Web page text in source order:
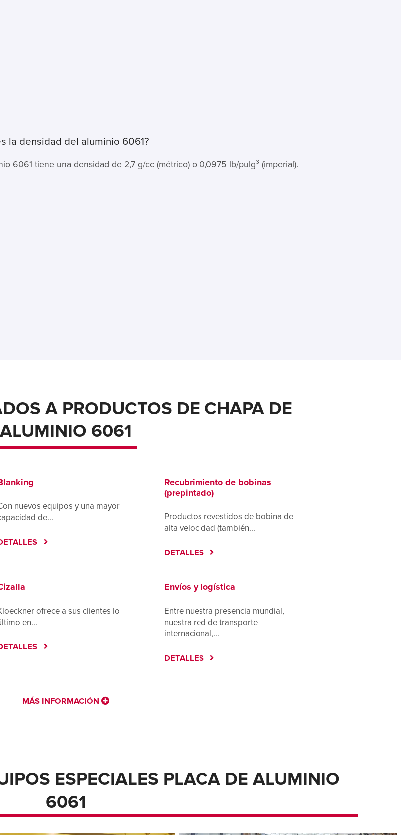
la densidad del aluminio 6061?
6061 tiene una densidad de 2,7 g/cc (métrico) o 0,0975 lb/pulg³ (imperial).
A PRODUCTOS DE CHAPA DE
ALUMINIO 6061
nuevos equipos y una mayor
de...
Recubrimiento de bobinas
(prepintado)
Productos revestidos de bobina de
alta velocidad (también...
DETALLES
ofrece a sus clientes lo
en...
Envíos y logística
Entre nuestra presencia mundial,
nuestra red de transporte
internacional,...
DETALLES
MÁS INFORMACIÓN
ESPECIALES PLACA DE ALUMINIO
6061